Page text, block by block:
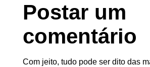
Postar um
comentário
Com jeito, tudo pode ser dito das